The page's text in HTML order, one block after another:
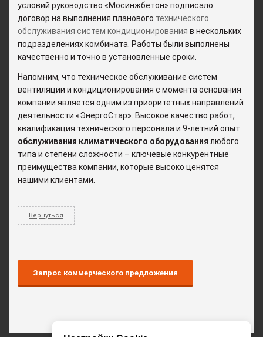
условий руководство «Мосинжбетон» подписало
договор на выполнения планового технического
обслуживания систем кондиционирования в нескольких
подразделениях комбината. Работы были выполнены
качественно и точно в установленные сроки.
Напомним, что техническое обслуживание систем
вентиляции и кондиционирования с момента основания
компании является одним из приоритетных направлений
деятельности «ЭнергоСтар». Высокое качество работ,
квалификация технического персонала и 9-летний опыт
обслуживания климатического оборудования любого
типа и степени сложности – ключевые конкурентные
преимущества компании, которые высоко ценятся
нашими клиентами.
Вернуться
Запрос коммерческого предложения